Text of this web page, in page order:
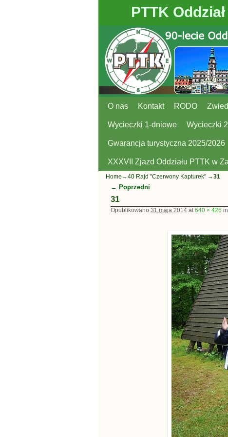
PTTK
Przejdź do głównej treści
Przejdź do
O nas Kontakt RODO
Wycieczki 1-dniowe Wycieczki
Gwarancja turystyczna 2025/2026
XXXVII Zjazd Oddziału PTTK w
Home →40 Rajd "Czerwony Kapturek" →31
Nawigacja
← Poprzedni
31
Opublikowano 31 maja 2014 at 640 × 426 in